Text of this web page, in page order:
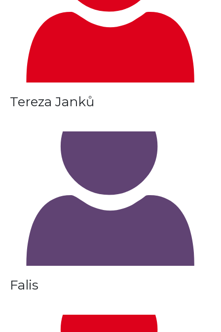
Tereza Janků
Falis